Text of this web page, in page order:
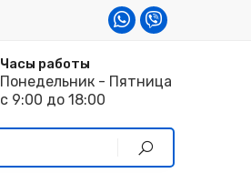
Часы работы
Понедельник - Пятница
с 9:00 до 18:00